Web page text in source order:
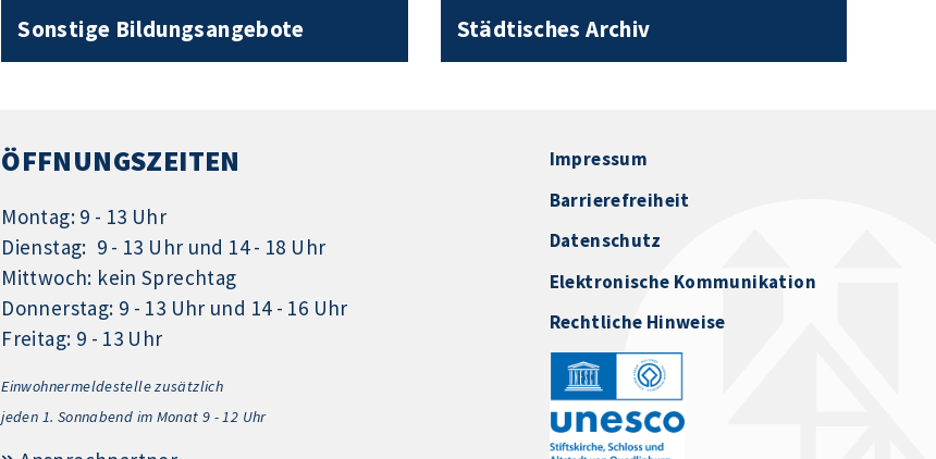
Sonstige Bildungsangebote Städtisches Archiv
ÖFFNUNGSZEITEN
Montag: 9 - 13 Uhr
Dienstag: 9 - 13 Uhr und 14 - 18 Uhr
Mittwoch: kein Sprechtag
Donnerstag: 9 - 13 Uhr und 14 - 16 Uhr
Freitag: 9 - 13 Uhr
Einwohnermeldestelle zusätzlich
jeden 1. Sonnabend im Monat 9 - 12 Uhr
Impressum
Barrierefreiheit
Datenschutz
Elektronische Kommunikation
Rechtliche Hinweise